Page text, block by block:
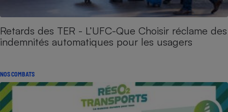
Retards des TER - L’UFC-Que Choisir réclame des
indemnités automatiques pour les usagers
NOS COMBATS